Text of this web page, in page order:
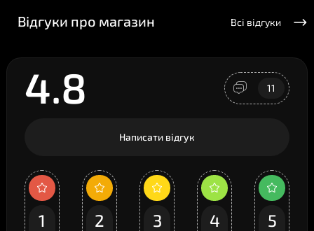
Відгуки про магазин Всі відгуки
4.8 11
Написати відгук
1 2 3 4 5